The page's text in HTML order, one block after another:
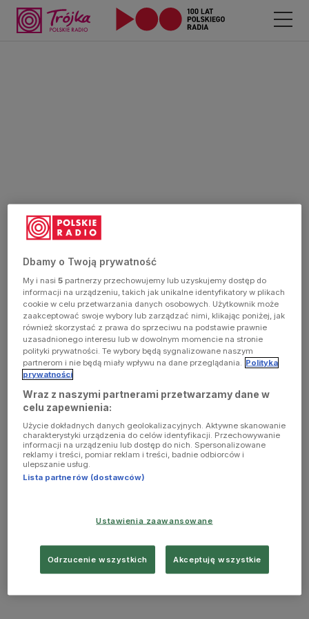
Dbamy o Twoją prywatność
My i nasi5 partnerzy przechowujemy lub uzyskujemy dostęp do
informacji na urządzeniu, takich jak unikalne identyfikatory w plikach
cookie w celu przetwarzania danych osobowych. Użytkownik może
zaakceptować swoje wybory lub zarządzać nimi, klikając poniżej, jak
również skorzystać z prawa do sprzeciwu na podstawie prawnie
uzasadnionego interesu lub w dowolnym momencie na stronie
polityki prywatności. Te wybory będą sygnalizowane naszym
partnerom i nie będą miały wpływu na dane przeglądania.
Polityka
prywatności
Wraz z naszymi partnerami przetwarzamy dane w
celu zapewnienia:
Użycie dokładnych danych geolokalizacyjnych. Aktywne skanowanie
charakterystyki urządzenia do celów identyfikacji. Przechowywanie
informacji na urządzeniu lub dostęp do nich. Spersonalizowane
reklamy i treści, pomiar reklam i treści, badnie odbiorców i
ulepszanie usług.
Lista partnerów (dostawców)
Ustawienia zaawansowane
Odrzucenie wszystkich Akceptuję wszystkie